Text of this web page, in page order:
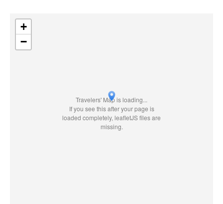
Travelers' Map is loading...
If you see this after your page is
loaded completely, leafletJS files are
missing.
+
−